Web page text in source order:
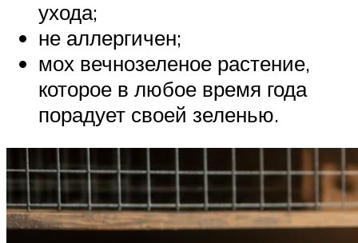
ухода;
не аллергичен;
мох вечнозеленое растение,
которое в любое время года
порадует своей зеленью.